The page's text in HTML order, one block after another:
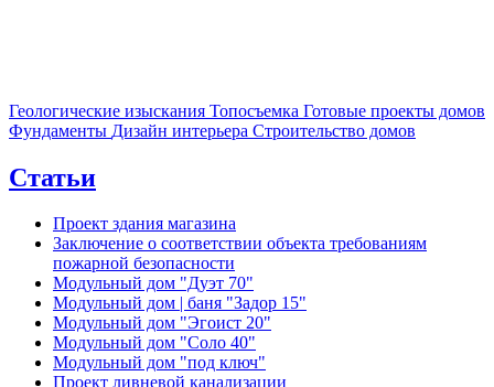
Геологические изыскания Топосъемка Готовые проекты домов
Фундаменты Дизайн интерьера Строительство домов
Статьи
Проект здания магазина
Заключение о соответствии объекта требованиям
пожарной безопасности
Модульный дом "Дуэт 70"
Модульный дом | баня "Задор 15"
Модульный дом "Эгоист 20"
Модульный дом "Соло 40"
Модульный дом "под ключ"
Проект ливневой канализации